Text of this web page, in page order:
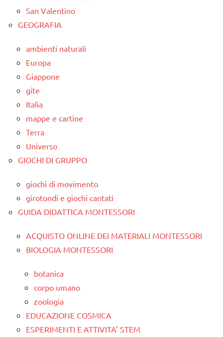
San Valentino
GEOGRAFIA
ambienti naturali
Europa
Giappone
gite
Italia
mappe e cartine
Terra
Universo
GIOCHI DI GRUPPO
giochi di movimento
girotondi e giochi cantati
GUIDA DIDATTICA MONTESSORI
ACQUISTO ONLINE DEI MATERIALI MONTESSORI
BIOLOGIA MONTESSORI
botanica
corpo umano
zoologia
EDUCAZIONE COSMICA
ESPERIMENTI E ATTIVITA' STEM